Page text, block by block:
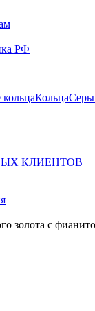
РФ
Кольца
КЛИЕНТОВ
золота с